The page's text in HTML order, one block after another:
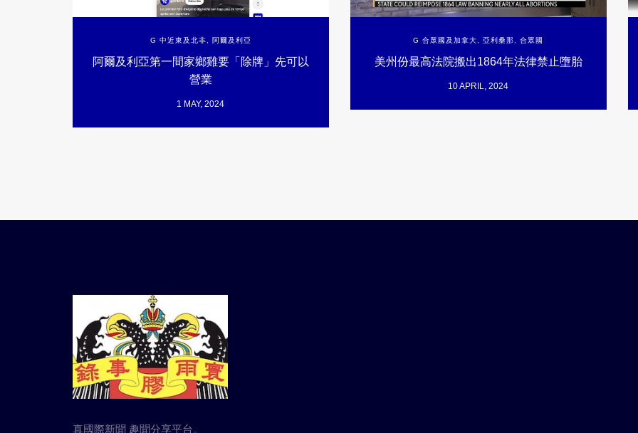
G 中近東及北非, 阿爾及利亞
阿爾及利亞第一間家鄉雞要「除牌」先可以
營業
1 MAY, 2024
G 合眾國及加拿大,亞利桑那,合眾國
美州份最高法院搬出1864年法律禁止墮胎
10 APRIL, 2024
真國際新聞 趣聞分享平台。